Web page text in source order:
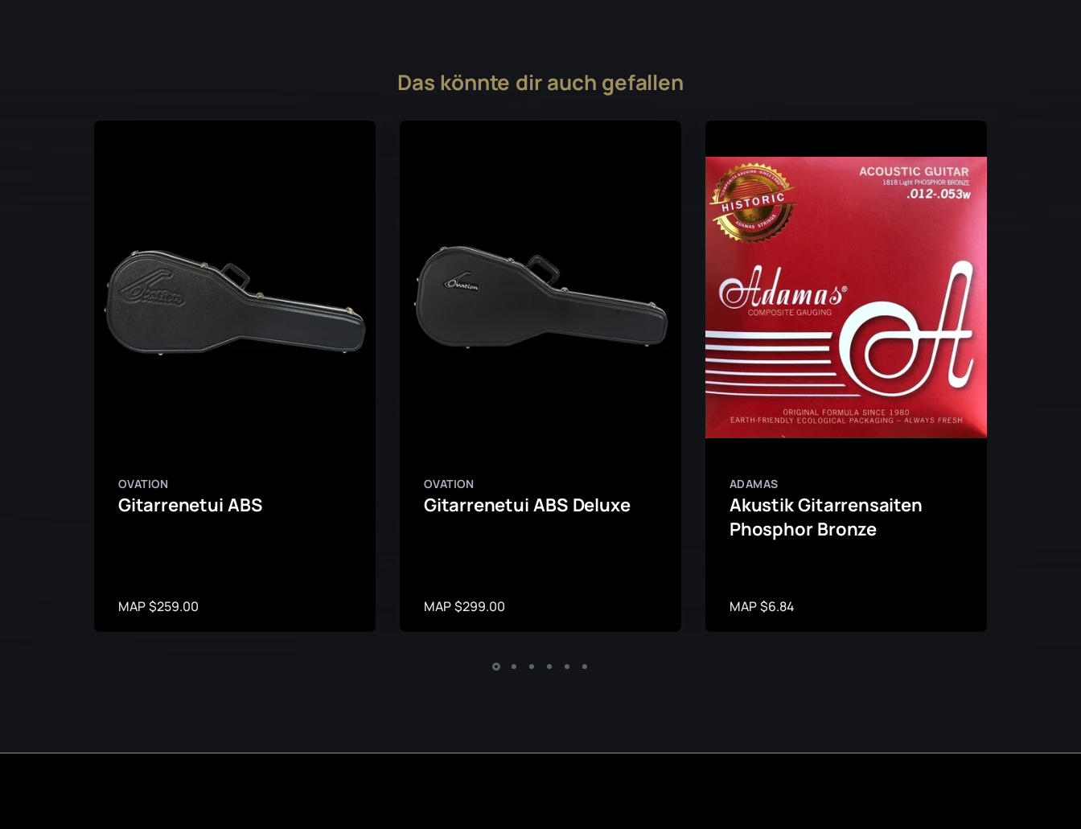
Das könnte dir auch gefallen
OVATION
Gitarrenetui ABS
MAP $259.00
OVATION
Gitarrenetui ABS Deluxe
MAP $299.00
ADAMAS
Akustik Gitarrensaiten
Phosphor Bronze
MAP $6.84